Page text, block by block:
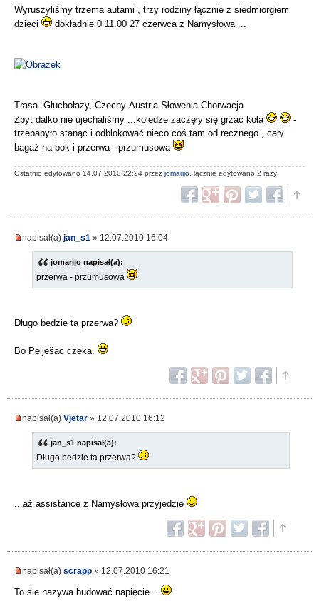
Wyruszyliśmy trzema autami , trzy rodziny łącznie z siedmiorgiem
dzieci
dokładnie 0 11.00 27 czerwca z Namysłowa ...
Trasa- Głuchołazy, Czechy-Austria-Słowenia-Chorwacja
Zbyt dalko nie ujechaliśmy ...koledze zaczęły się grzać koła
-
trzebabyło stanąc i odblokować nieco coś tam od ręcznego , cały
bagaż na bok i przerwa - przumusowa
Ostatnio edytowano 14.07.2010 22:24 przez jomarijo , łącznie edytowano 2 razy
napisał(a) jan_s1 » 12.07.2010 16:04
jomarijo napisał(a):
przerwa - przumusowa
Długo bedzie ta przerwa?
Bo Pelješac czeka.
napisał(a) Vjetar » 12.07.2010 16:12
jan_s1 napisał(a):
Długo bedzie ta przerwa?
...aż assistance z Namysłowa przyjedzie
napisał(a) scrapp » 12.07.2010 16:21
To sie nazywa budować napięcie...